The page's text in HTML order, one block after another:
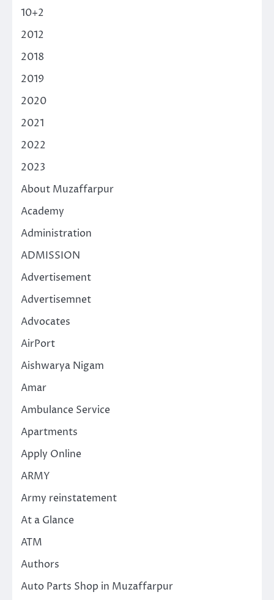
10+2
2012
2018
2019
2020
2021
2022
2023
About Muzaffarpur
Academy
Administration
ADMISSION
Advertisement
Advertisemnet
Advocates
AirPort
Aishwarya Nigam
Amar
Ambulance Service
Apartments
Apply Online
ARMY
Army reinstatement
At a Glance
ATM
Authors
Auto Parts Shop in Muzaffarpur